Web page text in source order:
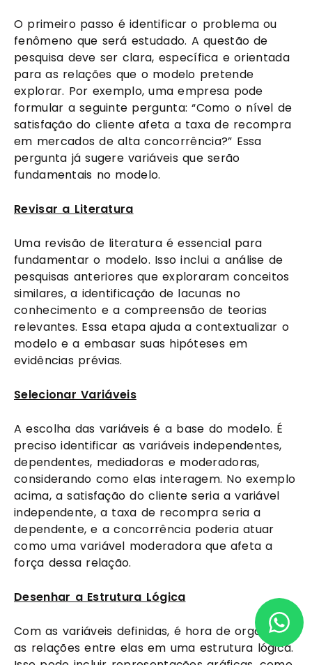
O primeiro passo é identificar o problema ou
fenômeno que será estudado. A questão de
pesquisa deve ser clara, específica e orientada
para as relações que o modelo pretende
explorar. Por exemplo, uma empresa pode
formular a seguinte pergunta: “Como o nível de
satisfação do cliente afeta a taxa de recompra
em mercados de alta concorrência?” Essa
pergunta já sugere variáveis que serão
fundamentais no modelo.
Revisar a Literatura
Uma revisão de literatura é essencial para
fundamentar o modelo. Isso inclui a análise de
pesquisas anteriores que exploraram conceitos
similares, a identificação de lacunas no
conhecimento e a compreensão de teorias
relevantes. Essa etapa ajuda a contextualizar o
modelo e a embasar suas hipóteses em
evidências prévias.
Selecionar Variáveis
A escolha das variáveis é a base do modelo. É
preciso identificar as variáveis independentes,
dependentes, mediadoras e moderadoras,
considerando como elas interagem. No exemplo
acima, a satisfação do cliente seria a variável
independente, a taxa de recompra seria a
dependente, e a concorrência poderia atuar
como uma variável moderadora que afeta a
força dessa relação.
Desenhar a Estrutura Lógica
Com as variáveis definidas, é hora de organizar
as relações entre elas em uma estrutura lógica.